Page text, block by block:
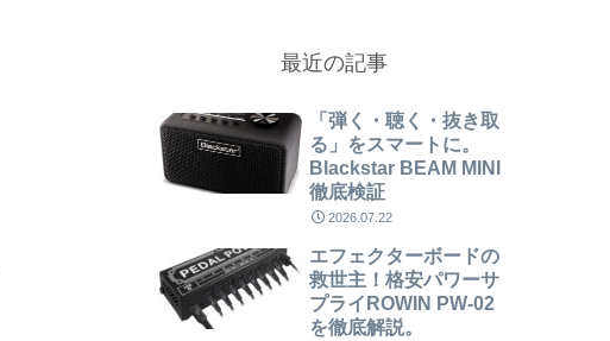
最近の記事
「弾く・聴く・抜き取
る」をスマートに。
Blackstar BEAM MINI
徹底検証
2026.07.22
エフェクターボードの
救世主！格安パワーサ
プライROWIN PW-02
を徹底解説。